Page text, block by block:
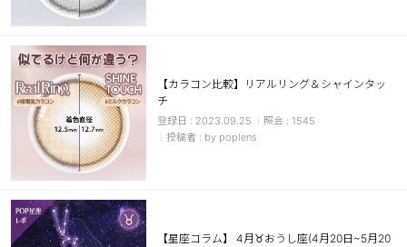
【カラコン比較】リアルリング＆シャインタッ
チ
2023.09.25
1545
by poplens
【星座コラム】 4月♉おうし座(4月20日~5月20